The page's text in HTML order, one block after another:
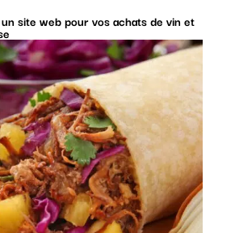
site web pour vos achats de vin et